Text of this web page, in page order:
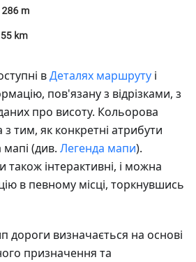
вДеталях маршруту і
пов'язану з відрізками, з
про висоту. Кольорова
з тим, як конкретні атрибути
(див. Легенда мапи).
також інтерактивні, і можна
в певному місці, торкнувшись
дороги визначається на основі
призначення та